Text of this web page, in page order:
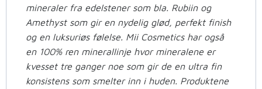
mineraler fra edelstener som bla. Rubiin og
Amethyst som gir en nydelig glød, perfekt finish
og en luksuriøs følelse. Mii Cosmetics har også
en 100% ren minerallinje hvor mineralene er
kvesset tre ganger noe som gir de en ultra fin
konsistens som smelter inn i huden. Produktene